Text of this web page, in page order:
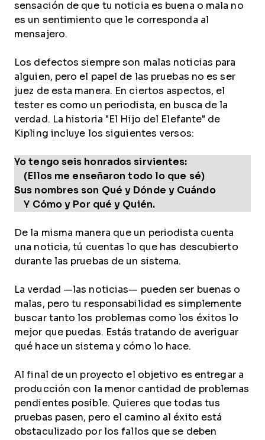
sensación de que tu noticia es buena o mala no
es un sentimiento que le corresponda al
mensajero.
Los defectos siempre son malas noticias para
alguien, pero el papel de las pruebas no es ser
juez de esta manera. En ciertos aspectos, el
tester es como un periodista, en busca de la
verdad. La historia "El Hijo del Elefante" de
Kipling incluye los siguientes versos:
Yo tengo seis honrados sirvientes:
(Ellos me enseñaron todo lo que sé)
Sus nombres son Qué y Dónde y Cuándo
Y Cómo y Por qué y Quién.
De la misma manera que un periodista cuenta
una noticia, tú cuentas lo que has descubierto
durante las pruebas de un sistema.
La verdad —las noticias— pueden ser buenas o
malas, pero tu responsabilidad es simplemente
buscar tanto los problemas como los éxitos lo
mejor que puedas. Estás tratando de averiguar
qué hace un sistema y cómo lo hace.
Al final de un proyecto el objetivo es entregar a
producción con la menor cantidad de problemas
pendientes posible. Quieres que todas tus
pruebas pasen, pero el camino al éxito está
obstaculizado por los fallos que se deben